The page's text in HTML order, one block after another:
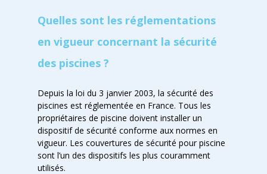
Quelles sont les réglementations
en vigueur concernant la sécurité
des piscines ?
Depuis la loi du 3 janvier 2003, la sécurité des
piscines est réglementée en France. Tous les
propriétaires de piscine doivent installer un
dispositif de sécurité conforme aux normes en
vigueur. Les couvertures de sécurité pour piscine
sont l’un des dispositifs les plus couramment
utilisés.